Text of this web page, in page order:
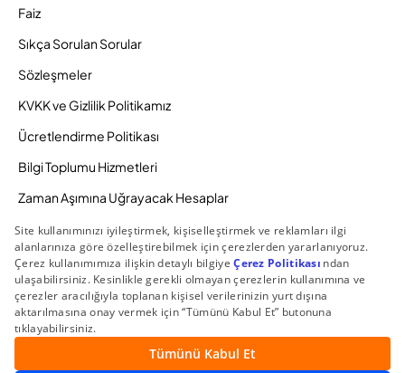
Faiz
Sıkça Sorulan Sorular
Sözleşmeler
KVKK ve Gizlilik Politikamız
Ücretlendirme Politikası
Bilgi Toplumu Hizmetleri
Zaman Aşımına Uğrayacak Hesaplar
Duyurular ve Kampanyalar
© 2026 Gedik Yatırım Menkul Değerler AŞ. Tüm Hakları